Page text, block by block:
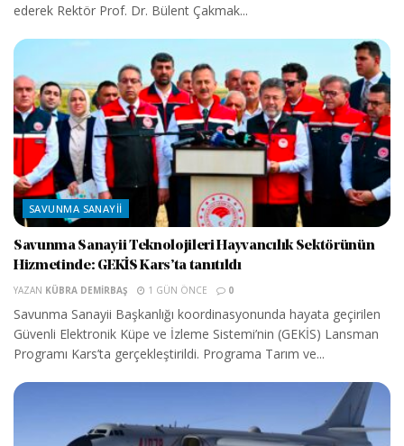
ederek Rektör Prof. Dr. Bülent Çakmak...
SAVUNMA SANAYII
Savunma Sanayii Teknolojileri Hayvancılık Sektörünün
Hizmetinde: GEKİS Kars’ta tanıtıldı
YAZAN KÜBRA DEMIRBAŞ 1 GÜN ÖNCE 0
Savunma Sanayii Başkanlığı koordinasyonunda hayata geçirilen
Güvenli Elektronik Küpe ve İzleme Sistemi’nin (GEKİS) Lansman
Programı Kars’ta gerçekleştirildi. Programa Tarım ve...